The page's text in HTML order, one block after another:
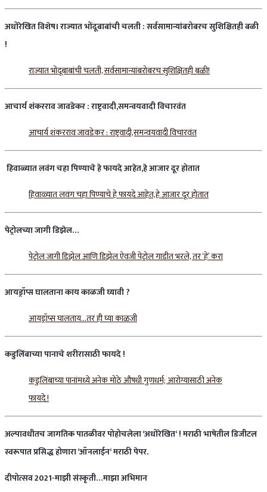
अधोरेखितविशेष।राज्यातभोंदूबाबांचीचलती:सर्वसामान्यांबरोबरचसुशिक्षितहीबळी
!
राज्यात भोंदूबाबांची चलती, सर्वसामान्यांबरोबरच सुशिक्षितही बळी!
आचार्यशंकररावजावडेकर:राष्ट्रवादी,समन्वयवादीविचारवंत
आचार्य शंकरराव जावडेकर : राष्ट्रवादी,समन्वयवादी विचारवंत
हिवाळ्यातलवंगचहापिण्याचेहेफायदेआहेत,हेआजारदूरहोतात
हिवाळ्यात लवंग चहा पिण्याचे हे फायदे आहेत,हे आजार दूर होतात
पेट्रोलच्याजागीडिझेल…
पेट्रोल जागी डिझेल आणि डिझेल ऐवजी पेट्रोल गाडीत भरले, तर ‘हे’ करा
आयड्रॉप्सघालतानाकायकाळजीघ्यावी?
आयड्रॉप्स घालताय…तर ही घ्या काळजी
कडुलिंबाच्यापानाचेशरीरासाठीफायदे!
कडुलिंबाच्या पानांमध्ये अनेक मोठे औषधी गुणधर्म; आरोग्यासाठी अनेक
फायदे !
अल्पावधीतचजागतिकपातळीवरपोहोचलेला‘अधोरेखित‘ !मराठीभाषेतीलडिजीटल
स्वरूपातप्रसिद्धहोणारा‘ऑनलाईन‘मराठीपेपर.
दीपोत्सव2021-माझीसंस्कृती…माझाअभिमान